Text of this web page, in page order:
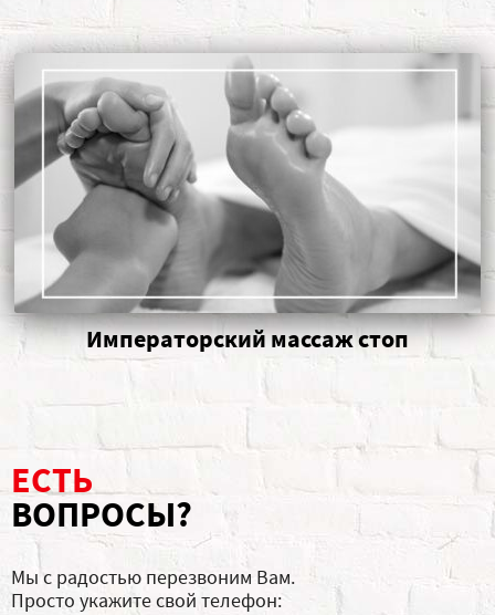
Императорский массаж стоп
ЕСТЬ
ВОПРОСЫ?
Мы с радостью перезвоним Вам.
Просто укажите свой телефон: